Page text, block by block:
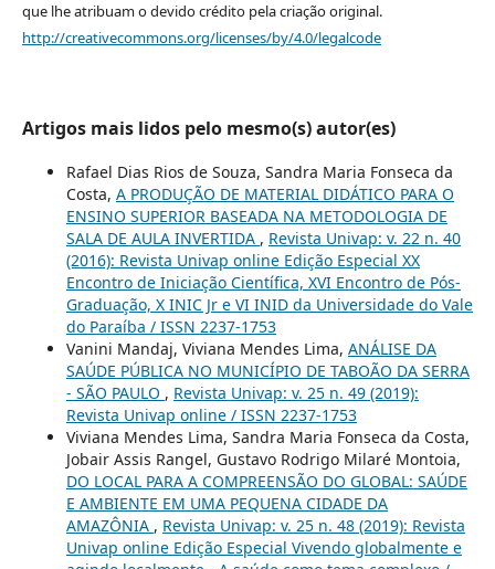
que lhe atribuam o devido crédito pela criação original.
http://creativecommons.org/licenses/by/4.0/legalcode
Artigos mais lidos pelo mesmo(s) autor(es)
Rafael Dias Rios de Souza, Sandra Maria Fonseca da
Costa, A PRODUÇÃO DE MATERIAL DIDÁTICO PARA O
ENSINO SUPERIOR BASEADA NA METODOLOGIA DE
SALA DE AULA INVERTIDA , Revista Univap: v. 22 n. 40
(2016): Revista Univap online Edição Especial XX
Encontro de Iniciação Científica, XVI Encontro de Pós-
Graduação, X INIC Jr e VI INID da Universidade do Vale
do Paraíba / ISSN 2237-1753
Vanini Mandaj, Viviana Mendes Lima, ANÁLISE DA
SAÚDE PÚBLICA NO MUNICÍPIO DE TABOÃO DA SERRA
- SÃO PAULO , Revista Univap: v. 25 n. 49 (2019):
Revista Univap online / ISSN 2237-1753
Viviana Mendes Lima, Sandra Maria Fonseca da Costa,
Jobair Assis Rangel, Gustavo Rodrigo Milaré Montoia,
DO LOCAL PARA A COMPREENSÃO DO GLOBAL: SAÚDE
E AMBIENTE EM UMA PEQUENA CIDADE DA
AMAZÔNIA , Revista Univap: v. 25 n. 48 (2019): Revista
Univap online Edição Especial Vivendo globalmente e